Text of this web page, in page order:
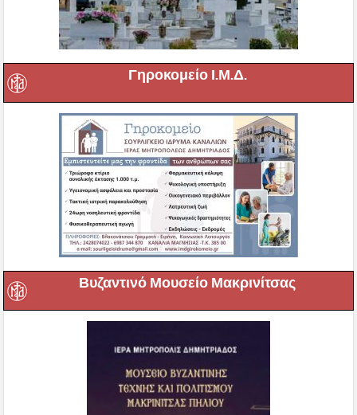
Γηροκομείο Ι.Μ.Δ.
Βυζαντινό Μουσείο Μακρινίτσας